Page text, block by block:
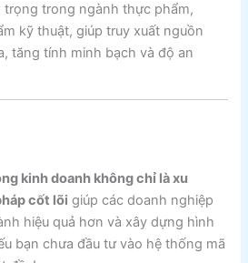
trọng trong ngành thực phẩm,
kỹ thuật, giúp truy xuất nguồn
tăng tính minh bạch và độ an
kinh doanh không chỉ là xu
cốt lõi giúp các doanh nghiệp
hiệu quả hơn và xây dựng hình
bạn chưa đầu tư vào hệ thống mã